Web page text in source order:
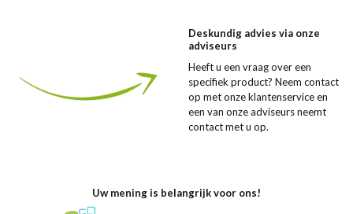
Deskundig advies via onze
adviseurs
Heeft u een vraag over een
specifiek product? Neem contact
op met onze klantenservice en
een van onze adviseurs neemt
contact met u op.
Uw mening is belangrijk voor ons!